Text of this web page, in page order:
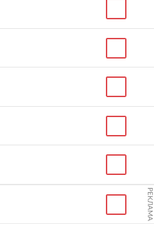
РЕКЛАМА